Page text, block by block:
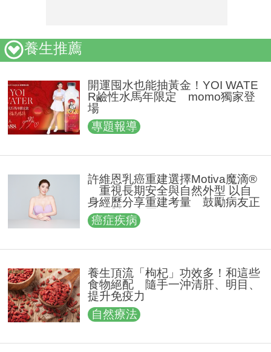
養生推薦
開運囤水也能抽黃金！YOI WATE
R鹼性水馬年限定 momo獨家登
場
專題報導
許維恩乳癌重建選擇Motiva魔滴®
重視長期安全與自然外型 以自
身經歷分享重建考量 鼓勵病友正
向面對治療歷程
癌症疾病
養生頂流「枸杞」功效多！和這些
食物絕配 隨手一沖清肝、明目、
提升免疫力
自然療法